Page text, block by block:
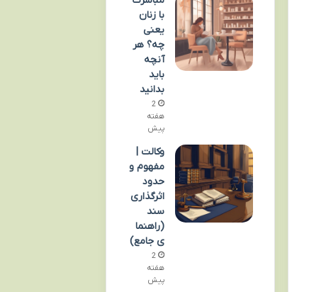
با زنان
یعنی
چه؟ هر
آنچه
باید
بدانید
2
هفته
پیش
وکالت |
مفهوم و
حدود
اثرگذاری
سند
(راهنما
ی جامع)
2
هفته
پیش